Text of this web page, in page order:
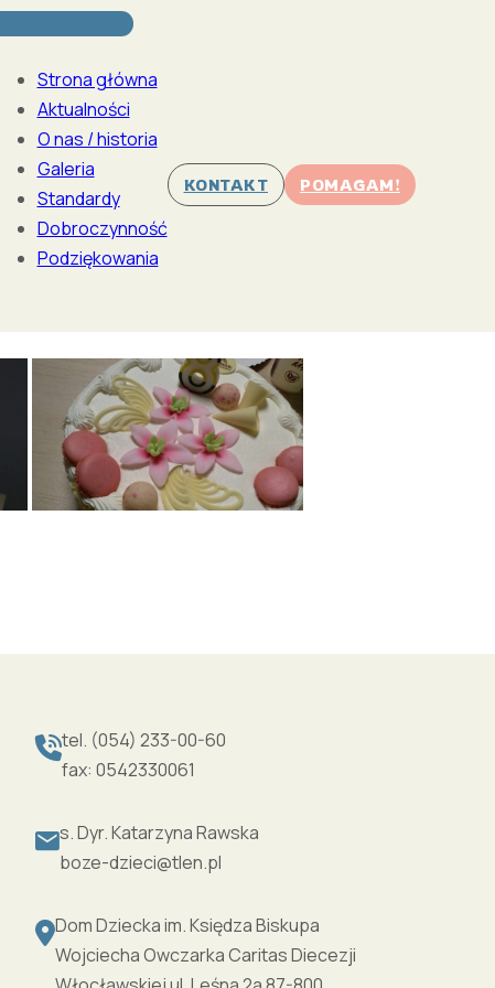
Strona główna
Aktualności
O nas / historia
Galeria
Standardy
Dobroczynność
Podziękowania
KONTAKT POMAGAM!
tel. (054) 233-00-60
fax: 0542330061
s. Dyr. Katarzyna Rawska
boze-dzieci@tlen.pl
Dom Dziecka im. Księdza Biskupa
Wojciecha Owczarka Caritas Diecezji